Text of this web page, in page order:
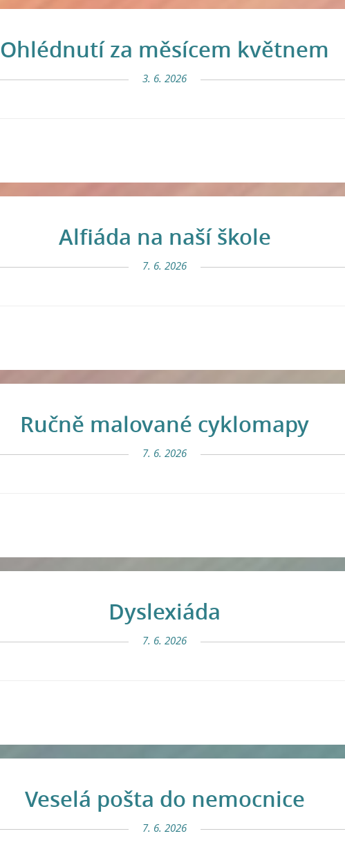
Ohlédnutí za měsícem květnem
3. 6. 2026
Alfiáda na naší škole
7. 6. 2026
Ručně malované cyklomapy
7. 6. 2026
Dyslexiáda
7. 6. 2026
Veselá pošta do nemocnice
7. 6. 2026